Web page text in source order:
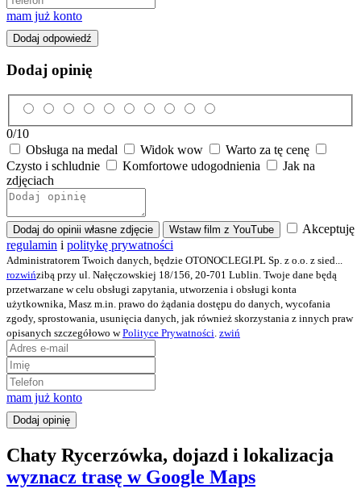
mam już konto
Dodaj odpowiedź
Dodaj opinię
0/10
Obsługa na medal
Widok wow
Warto za tę cenę
Czysto i schludnie
Komfortowe udogodnienia
Jak na
zdjęciach
Dodaj do opinii własne zdjęcie Wstaw film z YouTube
Akceptuję
regulamin i politykę prywatności
Administratorem Twoich danych, będzie OTONOCLEGI.PL Sp. z o.o. z sied
rozwińzibą przy ul. Nałęczowskiej 18/156, 20-701 Lublin. Twoje dane będą
przetwarzane w celu obsługi zapytania, utworzenia i obsługi konta
użytkownika, Masz m.in. prawo do żądania dostępu do danych, wycofania
zgody, sprostowania, usunięcia danych, jak również skorzystania z innych praw
opisanych szczegółowo wPolityce Prywatności zwiń
mam już konto
Dodaj opinię
Chaty Rycerzówka, dojazd i lokalizacja
wyznacz trasę w Google Maps